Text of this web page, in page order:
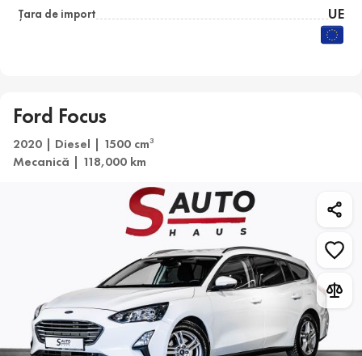
Țara de import UE
Ford Focus
2020 | Diesel | 1500 cm3
Mecanică | 118,000 km